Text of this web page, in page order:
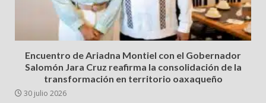
Encuentro de Ariadna Montiel con el Gobernador
Salomón Jara Cruz reafirma la consolidación de la
transformación en territorio oaxaqueño
30 julio 2026